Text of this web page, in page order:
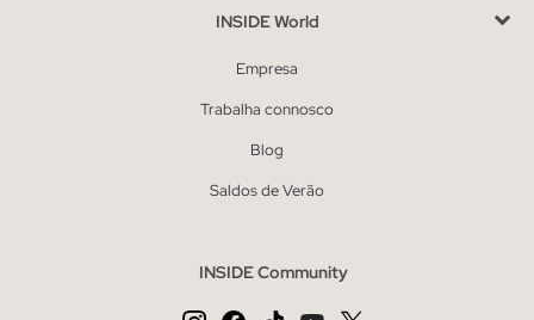
INSIDE World
Empresa
Trabalha connosco
Blog
Saldos de Verão
INSIDE Community